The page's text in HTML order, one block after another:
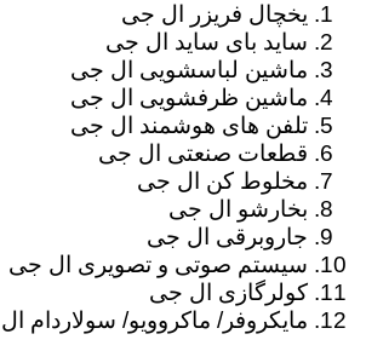
یخچال فریزر ال جی
ساید بای ساید ال جی
ماشین لباسشویی ال جی
ماشین ظرفشویی ال جی
تلفن های هوشمند ال جی
قطعات صنعتی ال جی
مخلوط کن ال جی
بخارشو ال جی
جاروبرقی ال جی
سیستم صوتی و تصویری ال جی
کولرگازی ال جی
مایکروفر/ ماکروویو/ سولاردام